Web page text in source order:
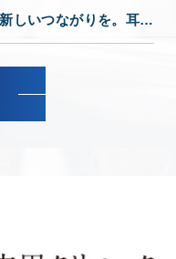
地域医療に、クリニックと病院の新しいつながりを。耳鼻咽喉科吉田クリニック × 西宮渡辺病院